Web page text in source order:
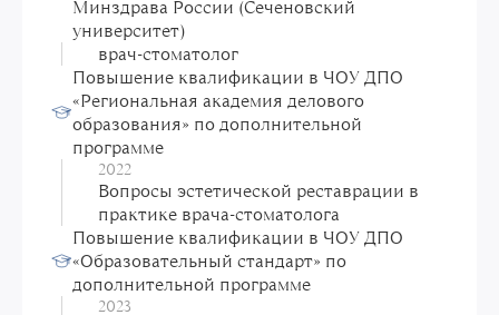
Минздрава России (Сеченовский
университет)
врач-стоматолог
Повышение квалификации в ЧОУ ДПО
«Региональная академия делового
образования» по дополнительной
программе
2022
Вопросы эстетической реставрации в
практике врача-стоматолога
Повышение квалификации в ЧОУ ДПО
«Образовательный стандарт» по
дополнительной программе
2023